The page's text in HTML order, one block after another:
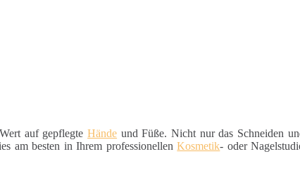
auf gepflegteHände und Füße. Nicht nur das Schneiden
am besten in Ihrem professionellenKosmetik- oder